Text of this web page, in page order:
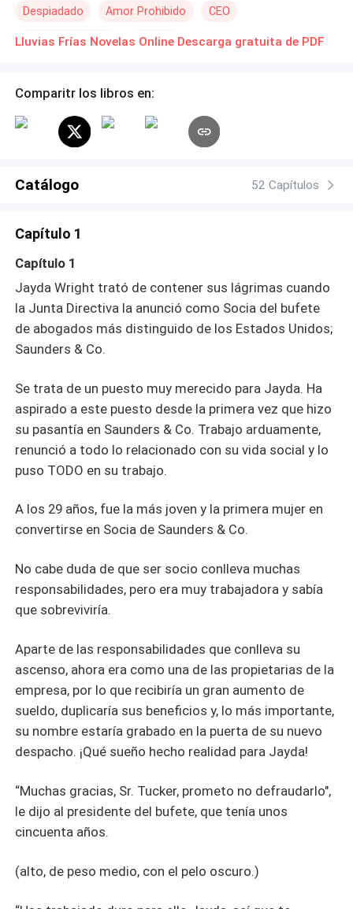
Despiadado Amor Prohibido CEO
Romance oscuro Rebelde
Lluvias Frías Novelas Online Descarga gratuita de PDF
Comparitr los libros en:
Catálogo 52 Capítulos
Capítulo 1
Capítulo 1
Jayda Wright trató de contener sus lágrimas cuando
la Junta Directiva la anunció como Socia del bufete
de abogados más distinguido de los Estados Unidos;
Saunders & Co.
Se trata de un puesto muy merecido para Jayda. Ha
aspirado a este puesto desde la primera vez que hizo
su pasantía en Saunders & Co. Trabajo arduamente,
renunció a todo lo relacionado con su vida social y lo
puso TODO en su trabajo.
A los 29 años, fue la más joven y la primera mujer en
convertirse en Socia de Saunders & Co.
No cabe duda de que ser socio conlleva muchas
responsabilidades, pero era muy trabajadora y sabía
que sobreviviría.
Aparte de las responsabilidades que conlleva su
ascenso, ahora era como una de las propietarias de la
empresa, por lo que recibiría un gran aumento de
sueldo, duplicaría sus beneficios y, lo más importante,
su nombre estaría grabado en la puerta de su nuevo
despacho. ¡Qué sueño hecho realidad para Jayda!
“Muchas gracias, Sr. Tucker, prometo no defraudarlo",
le dijo al presidente del bufete, que tenía unos
cincuenta años.
(alto, de peso medio, con el pelo oscuro.)